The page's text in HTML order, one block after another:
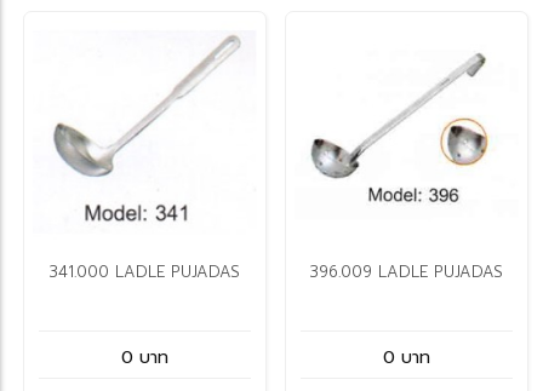
341.000 LADLE PUJADAS
0 บาท
396.009 LADLE PUJADAS
0 บาท